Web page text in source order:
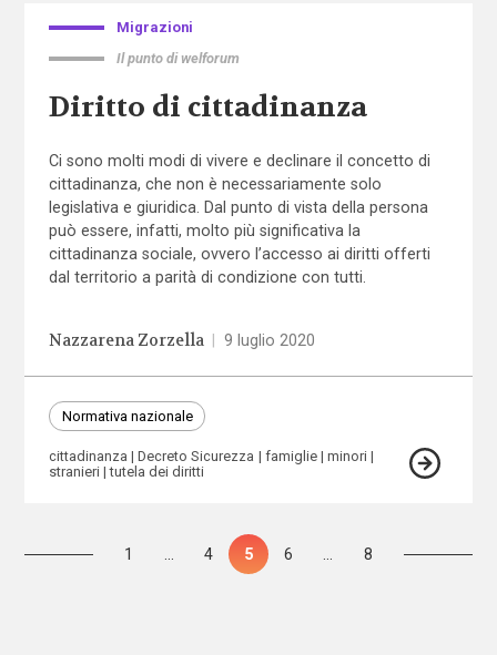
Migrazioni
Il punto di welforum
Diritto di cittadinanza
Ci sono molti modi di vivere e declinare il concetto di
cittadinanza, che non è necessariamente solo
legislativa e giuridica. Dal punto di vista della persona
può essere, infatti, molto più significativa la
cittadinanza sociale, ovvero l’accesso ai diritti offerti
dal territorio a parità di condizione con tutti.
Nazzarena Zorzella 9 luglio 2020
Normativa nazionale
cittadinanza Decreto Sicurezza famiglie
minori
stranieri
tutela dei diritti
Paginazione
Pagina
1 … Pagina
4 Pagina
5 Pagina
6 … Pagina
8